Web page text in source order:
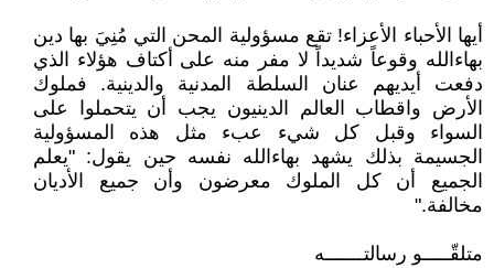
أيها الأحباء الأعزاء! تقع مسؤولية المحن التي مُنِيَ بها دين
بهاءالله وقوعاً شديداً لا مفر منه على أكتاف هؤلاء الذي
دفعت أيديهم عنان السلطة المدنية والدينية. فملوك
الأرض واقطاب العالم الدينيون يجب أن يتحملوا على
السواء وقبل كل شيء عبء مثل هذه المسؤولية
الجسيمة بذلك يشهد بهاءالله نفسه حين يقول: "يعلم
الجميع أن كل الملوك معرضون وأن جميع الأديان
مخالفة."
متلقّـــــو رسالتـــــــه